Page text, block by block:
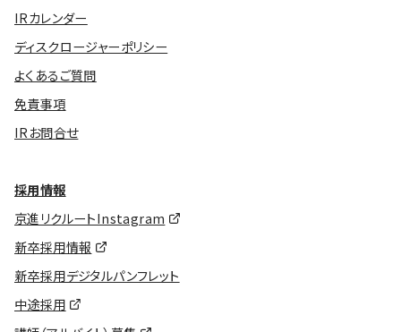
IRカレンダー
ディスクロージャーポリシー
よくあるご質問
免責事項
IRお問合せ
採用情報
京進リクルートInstagram
新卒採用情報
新卒採用デジタルパンフレット
中途採用